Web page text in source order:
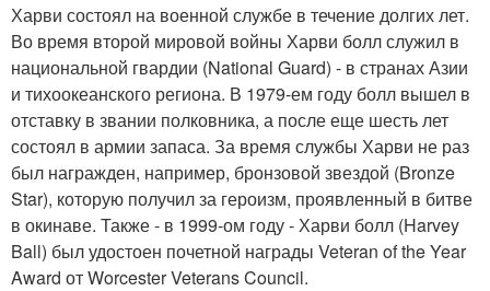
Харви состоял на военной службе в течение долгих лет.
Во время второй мировой войны Харви болл служил в
национальной гвардии (National Guard) - в странах Азии
и тихоокеанского региона. В 1979-ем году болл вышел в
отставку в звании полковника, а после еще шесть лет
состоял в армии запаса. За время службы Харви не раз
был награжден, например, бронзовой звездой (Bronze
Star), которую получил за героизм, проявленный в битве
в окинаве. Также - в 1999-ом году - Харви болл (Harvey
Ball) был удостоен почетной награды Veteran of the Year
Award от Worcester Veterans Council.